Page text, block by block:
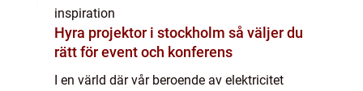
inspiration
Hyra projektor i stockholm så väljer du
rätt för event och konferens
I en värld där vår beroende av elektricitet